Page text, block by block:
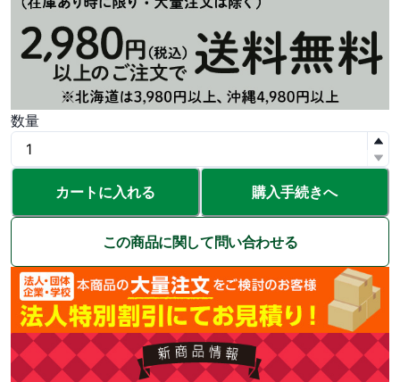
数量
カートに入れる 購入手続きへ
この商品に関して問い合わせる